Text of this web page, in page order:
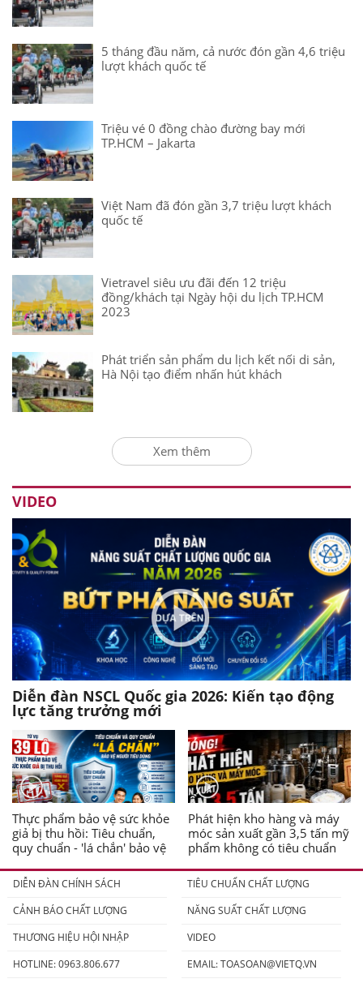
5 tháng đầu năm, cả nước đón gần 4,6 triệu
lượt khách quốc tế
Triệu vé 0 đồng chào đường bay mới
TP.HCM – Jakarta
Việt Nam đã đón gần 3,7 triệu lượt khách
quốc tế
Vietravel siêu ưu đãi đến 12 triệu
đồng/khách tại Ngày hội du lịch TP.HCM
2023
Phát triển sản phẩm du lịch kết nối di sản,
Hà Nội tạo điểm nhấn hút khách
Xem thêm
VIDEO
Diễn đàn NSCL Quốc gia 2026: Kiến tạo động
lực tăng trưởng mới
Thực phẩm bảo vệ sức khỏe
giả bị thu hồi: Tiêu chuẩn,
quy chuẩn - 'lá chắn' bảo vệ
Phát hiện kho hàng và máy
móc sản xuất gần 3,5 tấn mỹ
phẩm không có tiêu chuẩn
DIỄN ĐÀN CHÍNH SÁCH
TIÊU CHUẨN CHẤT LƯỢNG
CẢNH BÁO CHẤT LƯỢNG
NĂNG SUẤT CHẤT LƯỢNG
THƯƠNG HIỆU HỘI NHẬP
VIDEO
HOTLINE: 0963.806.677
EMAIL:TOASOAN@VIETQ.VN